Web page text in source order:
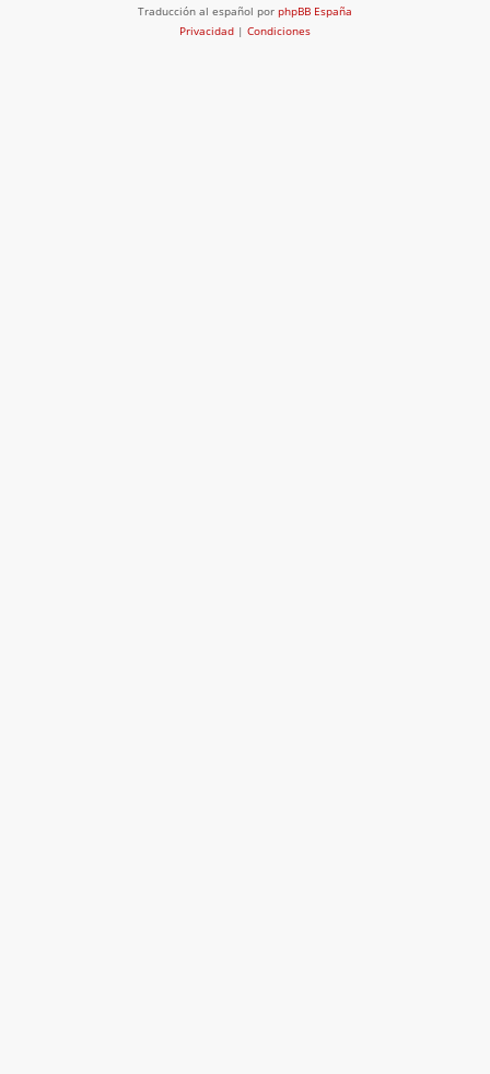
Traducción al español por phpBB España
Privacidad | Condiciones